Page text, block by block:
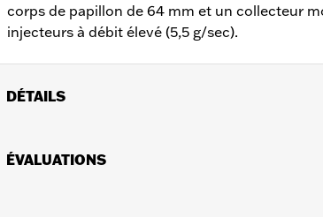
corps de papillon de 64 mm et un collecteur
injecteurs à débit élevé (5,5 g/sec).
DÉTAILS
convient pas aux modèles Trike. Ne convient
ÉVALUATIONS